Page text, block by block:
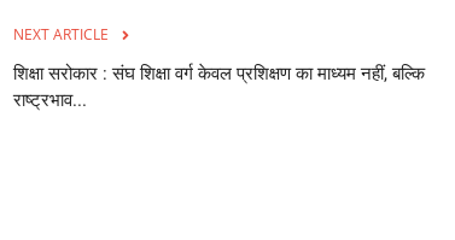
NEXT ARTICLE
शिक्षा सरोकार : संघ शिक्षा वर्ग केवल प्रशिक्षण का माध्यम नहीं, बल्कि
राष्ट्रभाव...